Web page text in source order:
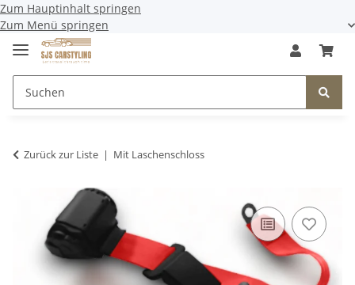
Zum Hauptinhalt springen
Zum Menü springen
Zurück zur Liste Mit Laschenschloss